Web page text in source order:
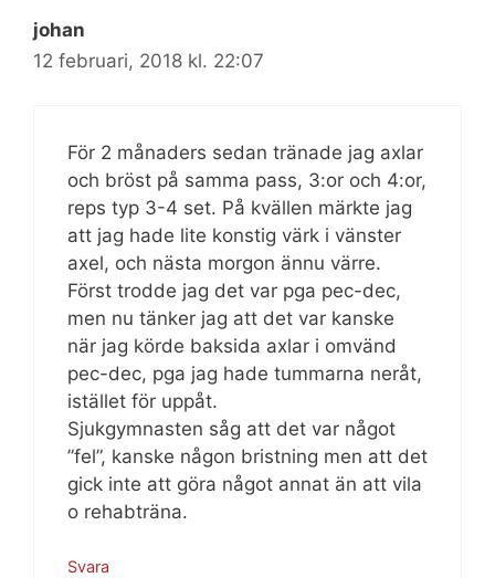
johan
12 februari, 2018 kl. 22:07
För 2 månaders sedan tränade jag axlar
och bröst på samma pass, 3:or och 4:or,
reps typ 3-4 set. På kvällen märkte jag
att jag hade lite konstig värk i vänster
axel, och nästa morgon ännu värre.
Först trodde jag det var pga pec-dec,
men nu tänker jag att det var kanske
när jag körde baksida axlar i omvänd
pec-dec, pga jag hade tummarna neråt,
istället för uppåt.
Sjukgymnasten såg att det var något
”fel”, kanske någon bristning men att det
gick inte att göra något annat än att vila
o rehabträna.
Svara